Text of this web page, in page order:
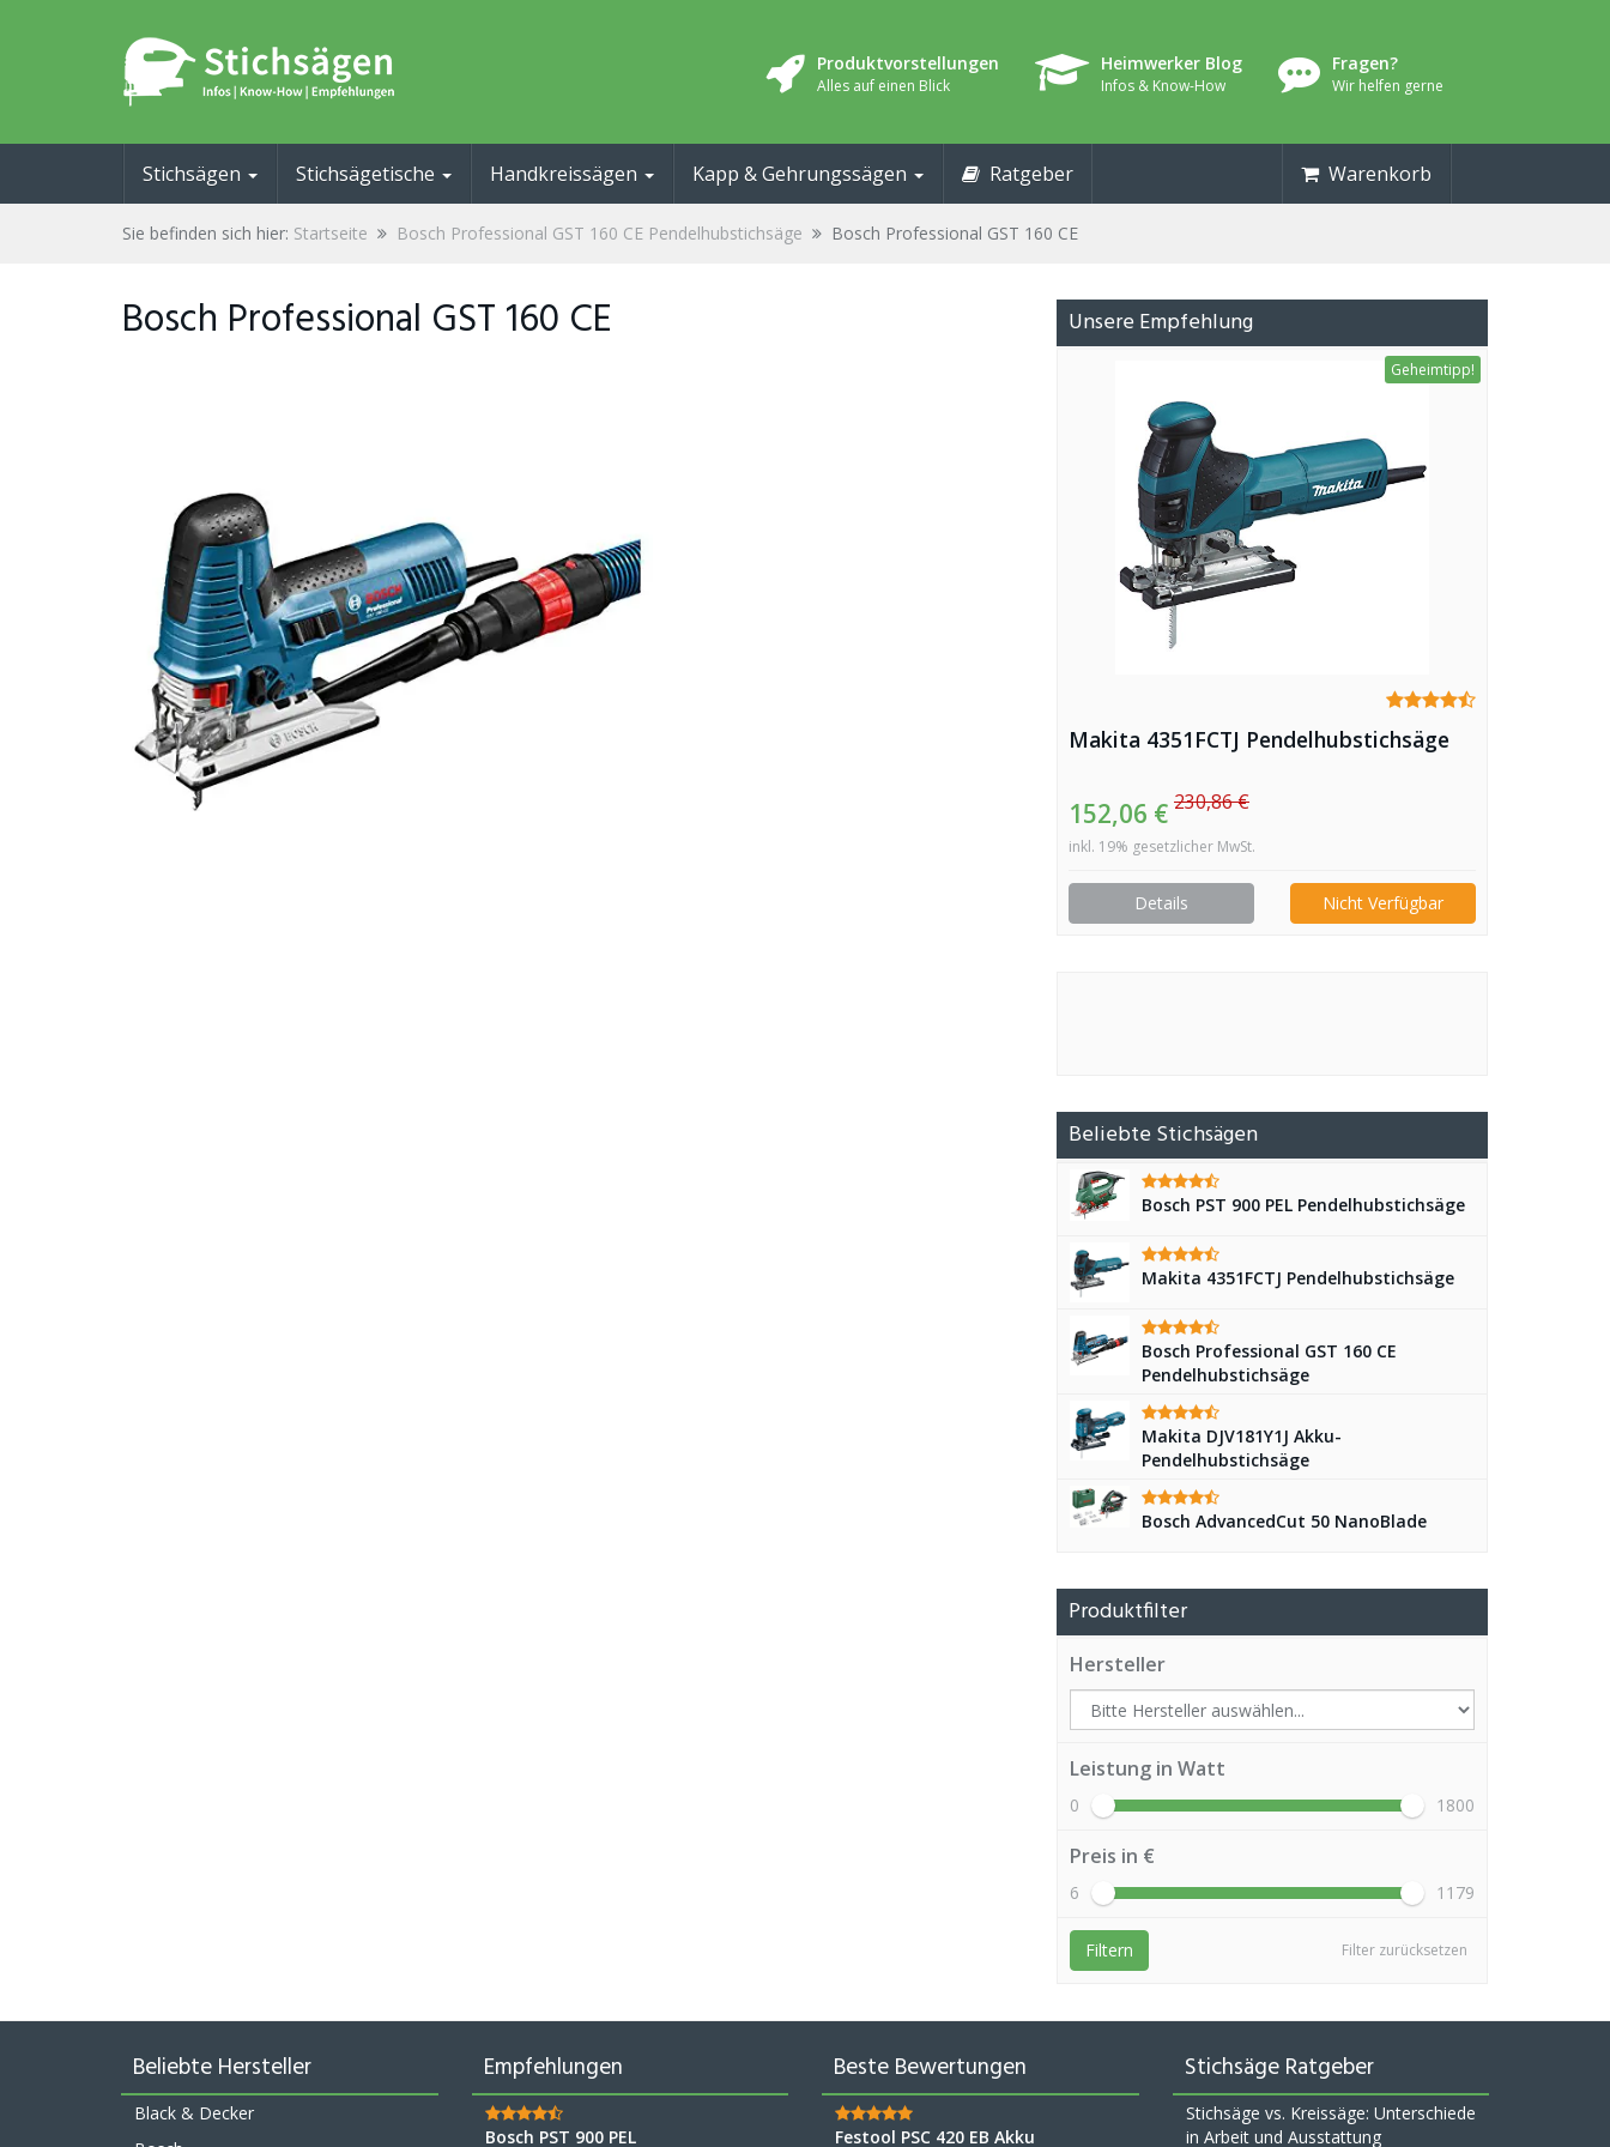
Produktvorstellungen
Alles auf einen Blick
Heimwerker Blog
Infos & Know-How
Fragen?
Wir helfen gerne
Stichsägen Stichsägetische Handkreissägen Kapp & Gehrungssägen Ratgeber Warenkorb
Sie befinden sich hier: Startseite Bosch Professional GST 160 CE Pendelhubstichsäge Bosch Professional GST 160 CE
Bosch Professional GST 160 CE Unsere Empfehlung
Geheimtipp!
Makita 4351FCTJ Pendelhubstichsäge
152,06 € 230,86 €
inkl. 19% gesetzlicher MwSt.
Details Nicht Verfügbar
Beliebte Stichsägen
Bosch PST 900 PEL Pendelhubstichsäge
Makita 4351FCTJ Pendelhubstichsäge
Bosch Professional GST 160 CE
Pendelhubstichsäge
Makita DJV181Y1J Akku-
Pendelhubstichsäge
Bosch AdvancedCut 50 NanoBlade
Produktfilter
Hersteller
Leistung in Watt
0 1800
Preis in €
6 1179
Filter zurücksetzen
Filtern
Beliebte Hersteller
Black & Decker
Empfehlungen
Bosch PST 900 PEL
Beste Bewertungen
Festool PSC 420 EB Akku
Stichsäge Ratgeber
Stichsäge vs. Kreissäge: Unterschiede
in Arbeit und Ausstattung